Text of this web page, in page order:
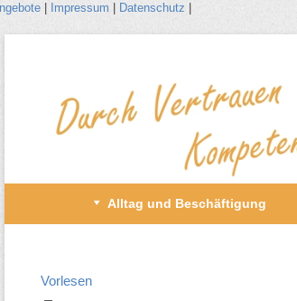
Impressum Datenschutz
Alltag und Beschäftigung
Vorlesen